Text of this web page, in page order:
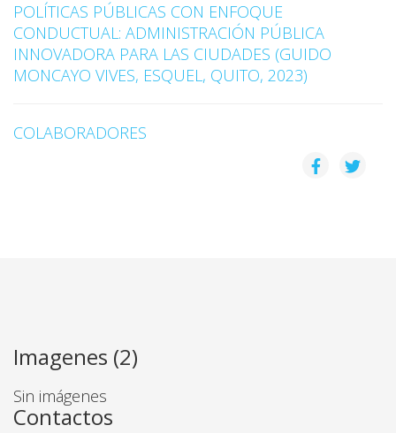
POLÍTICAS PÚBLICAS CON ENFOQUE
CONDUCTUAL: ADMINISTRACIÓN PÚBLICA
INNOVADORA PARA LAS CIUDADES (GUIDO
MONCAYO VIVES, ESQUEL, QUITO, 2023)
COLABORADORES
Imagenes (2)
Sin imágenes
Contactos